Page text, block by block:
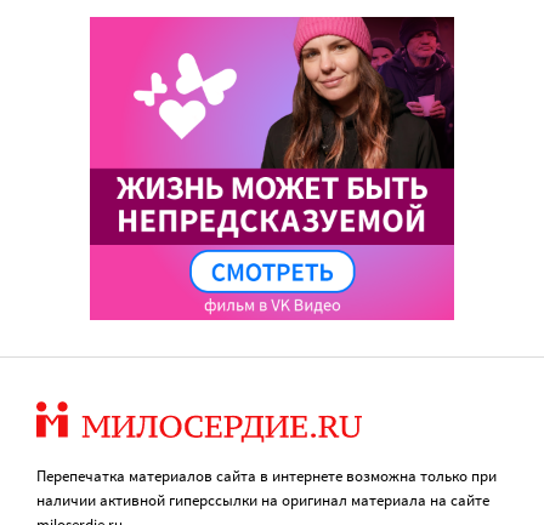
Перепечатка материалов сайта в интернете возможна только при
наличии активной гиперссылки на оригинал материала на сайте